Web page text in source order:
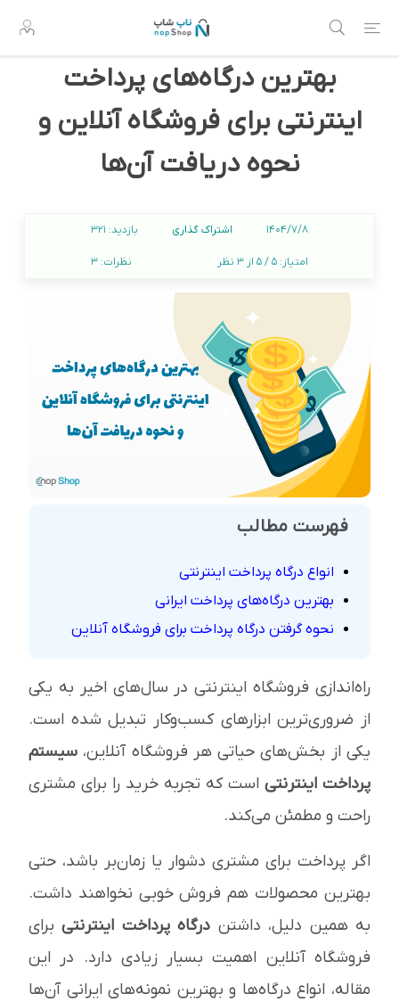
بهترین درگاه‌های پرداخت
اینترنتی برای فروشگاه آنلاین و
نحوه دریافت آن‌ها
1404/7/8 اشتراک گذاری بازدید: 321
امتیاز: 5 / 5 از 3 نظر نظرات:3
فهرست مطالب
انواع درگاه پرداخت اینترنتی
بهترین درگاه‌های پرداخت ایرانی
نحوه گرفتن درگاه پرداخت برای فروشگاه آنلاین
راه‌اندازی فروشگاه اینترنتی در سال‌های اخیر به یکی
از ضروری‌ترین ابزارهای کسب‌وکار تبدیل شده است.
یکی از بخش‌های حیاتی هر فروشگاه آنلاین، سیستم
پرداخت اینترنتی است که تجربه خرید را برای مشتری
راحت و مطمئن می‌کند.
اگر پرداخت برای مشتری دشوار یا زمان‌بر باشد، حتی
بهترین محصولات هم فروش خوبی نخواهند داشت.
به همین دلیل، داشتن درگاه پرداخت اینترنتیبرای
فروشگاه آنلاین اهمیت بسیار زیادی دارد. در این
مقاله، انواع درگاه‌ها و بهترین نمونه‌های ایرانی آن‌ها